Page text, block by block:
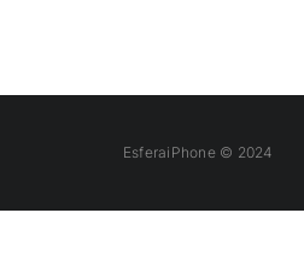
EsferaiPhone © 2024